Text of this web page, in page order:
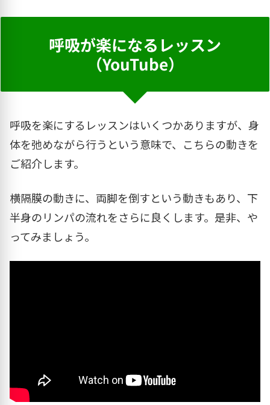
呼吸が楽になるレッスン
（YouTube）
呼吸を楽にするレッスンはいくつかありますが、身
体を弛めながら行うという意味で、こちらの動きを
ご紹介します。
横隔膜の動きに、両脚を倒すという動きもあり、下
半身のリンパの流れをさらに良くします。是非、や
ってみましょう。